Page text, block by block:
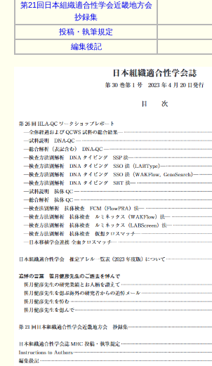
第21回日本組織適合性学会近畿地方会
抄録集
投稿・執筆規定
編集後記